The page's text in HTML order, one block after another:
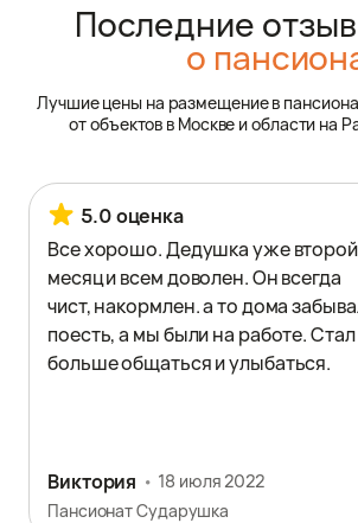
Последние
о
Лучшие цены на размещение в
от объектов в Москве и области на
5.0 оценка
Все хорошо. Дедушка уже второй
месяц и всем доволен. Он всегда
чист, накормлен. а то дома
поесть, а мы были на работе. Стал
больше общаться и улыбаться.
Виктория
18 июля 2022
Пансионат Сударушка